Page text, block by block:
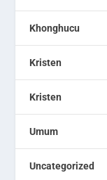
Khonghucu
Kristen
Kristen
Umum
Uncategorized